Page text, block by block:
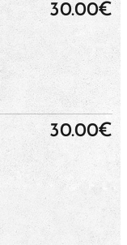
30.00€
30.00€